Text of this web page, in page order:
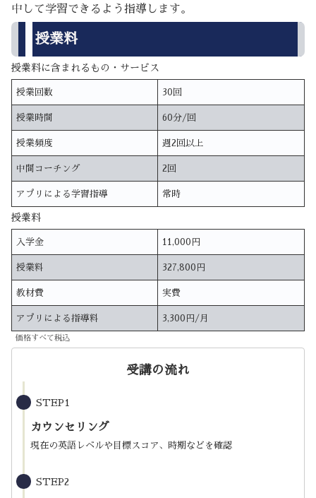
中して学習できるよう指導します。
授業料
授業料に含まれるもの・サービス
授業回数 30回
授業時間 60分/回
授業頻度 週2回以上
中間コーチング 2回
アプリによる学習指導 常時
授業料
入学金 11,000円
授業料 327,800円
教材費 実費
アプリによる指導料 3,300円/月
価格すべて税込
受講の流れ
STEP1
カウンセリング
現在の英語レベルや目標スコア、時期などを確認
STEP2